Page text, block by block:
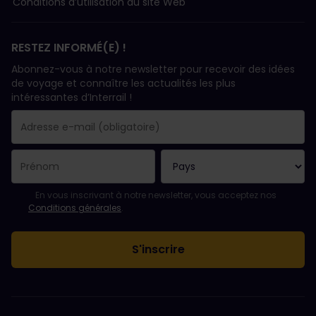
RESTEZ INFORMÉ(E) !
Abonnez-vous à notre newsletter pour recevoir des idées
de voyage et connaître les actualités les plus
intéressantes d’Interrail !
Votre abonnement a bien été pris en compte.
Le champ adresse e-mail est obligatoire.
L'adresse e-mail n'est pas valide !
L'inscription à la newsletter a échoué. Veuillez réessayer
Vous êtes déjà abonné(e) à cette newsletter.
Veuillez accepter les conditions générales pour vous inscrire à
En vous inscrivant à notre newsletter, vous acceptez nos
Conditions générales.